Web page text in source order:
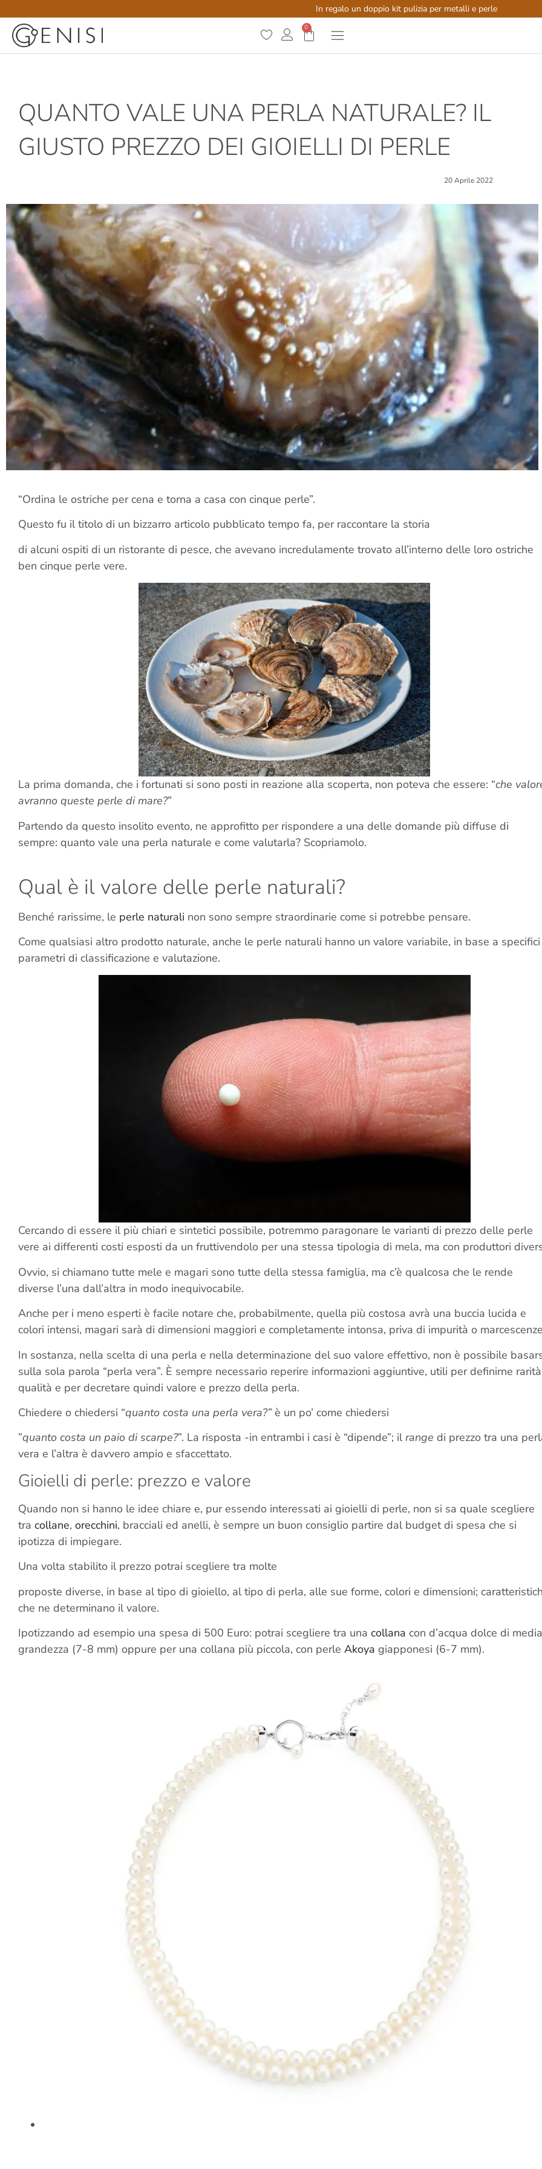
In regalo un doppio kit pulizia per metalli e perle
0
QUANTO VALE UNA PERLA NATURALE? IL
GIUSTO PREZZO DEI GIOIELLI DI PERLE
20 Aprile 2022
“Ordina le ostriche per cena e torna a casa con cinque perle”.
Questo fu il titolo di un bizzarro articolo pubblicato tempo fa, per raccontare la storia
di alcuni ospiti di un ristorante di pesce, che avevano incredulamente trovato all’interno delle loro ostriche
ben cinque perle vere.
La prima domanda, che i fortunati si sono posti in reazione alla scoperta, non poteva che essere: “che
avranno queste perle di mare?”
Partendo da questo insolito evento, ne approfitto per rispondere a una delle domande più diffuse di
sempre: quanto vale una perla naturale e come valutarla? Scopriamolo.
Qual è il valore delle perle naturali?
Benché rarissime, le perle naturali non sono sempre straordinarie come si potrebbe pensare.
Come qualsiasi altro prodotto naturale, anche le perle naturali hanno un valore variabile, in base a specifici
parametri di classificazione e valutazione.
Cercando di essere il più chiari e sintetici possibile, potremmo paragonare le varianti di prezzo delle perle
vere ai differenti costi esposti da un fruttivendolo per una stessa tipologia di mela, ma con produttori
Ovvio, si chiamano tutte mele e magari sono tutte della stessa famiglia, ma c’è qualcosa che le rende
diverse l’una dall’altra in modo inequivocabile.
Anche per i meno esperti è facile notare che, probabilmente, quella più costosa avrà una buccia lucida e
colori intensi, magari sarà di dimensioni maggiori e completamente intonsa, priva di impurità o
In sostanza, nella scelta di una perla e nella determinazione del suo valore effettivo, non è possibile
sulla sola parola “perla vera”. È sempre necessario reperire informazioni aggiuntive, utili per definirne
qualità e per decretare quindi valore e prezzo della perla.
Chiedere o chiedersi “quanto costa una perla vera?”è un po’ come chiedersi
”quanto costa un paio di scarpe?”. La risposta -in entrambi i casi è “dipende”; ilrange di prezzo tra una
vera e l’altra è davvero ampio e sfaccettato.
Gioielli di perle: prezzo e valore
Quando non si hanno le idee chiare e, pur essendo interessati ai gioielli di perle, non si sa quale scegliere
tra collane, orecchini, bracciali ed anelli, è sempre un buon consiglio partire dal budget di spesa che si
ipotizza di impiegare.
Una volta stabilito il prezzo potrai scegliere tra molte
proposte diverse, in base al tipo di gioiello, al tipo di perla, alle sue forme, colori e dimensioni;
che ne determinano il valore.
Ipotizzando ad esempio una spesa di 500 Euro: potrai scegliere tra una collana con d’acqua dolce di media
grandezza (7-8 mm) oppure per una collana più piccola, con perle Akoya giapponesi (6-7 mm).